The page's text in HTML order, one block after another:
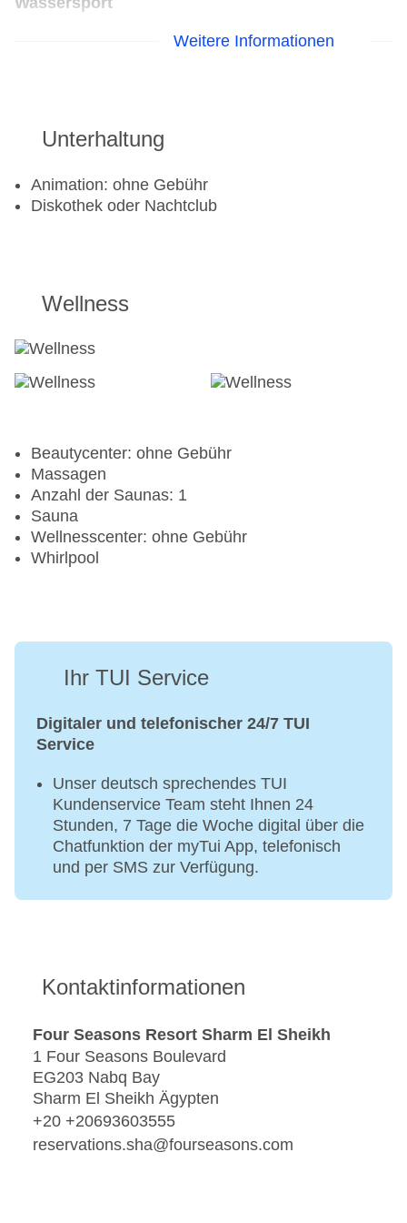
Wasserski
Golf
Beachvolleyball
Tennisplatz
Weitere Informationen
Unterhaltung
Animation: ohne Gebühr
Diskothek oder Nachtclub
Wellness
Beautycenter: ohne Gebühr
Massagen
Anzahl der Saunas: 1
Sauna
Wellnesscenter: ohne Gebühr
Whirlpool
Ihr TUI Service
Digitaler und telefonischer 24/7 TUI
Service
Unser deutsch sprechendes TUI
Kundenservice Team steht Ihnen 24
Stunden, 7 Tage die Woche digital über die
Chatfunktion der myTui App, telefonisch
und per SMS zur Verfügung.
Kontaktinformationen
Four Seasons Resort Sharm El Sheikh
1 Four Seasons Boulevard
EG203 Nabq Bay
Sharm El Sheikh Ägypten
+20 +20693603555
reservations.sha@fourseasons.com